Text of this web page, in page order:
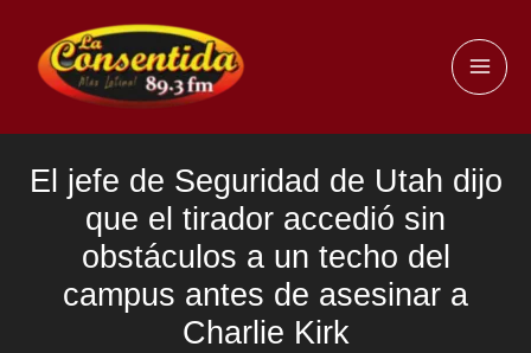
contenido
El jefe de Seguridad de Utah dijo
que el tirador accedió sin
obstáculos a un techo del
campus antes de asesinar a
Charlie Kirk